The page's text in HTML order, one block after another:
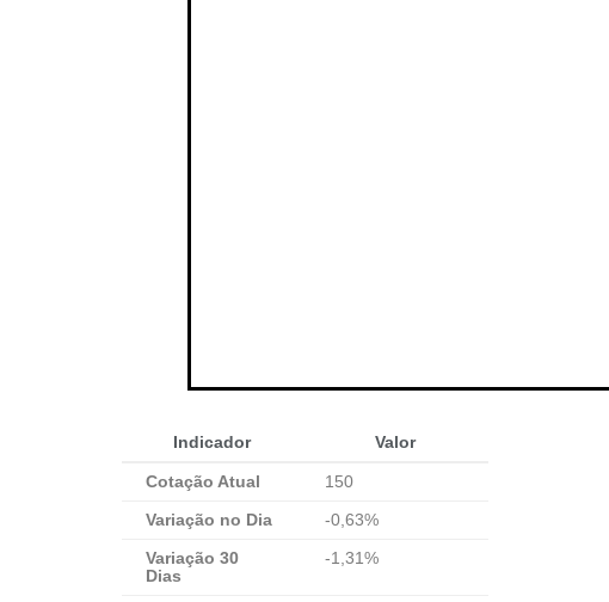
Indicador Valor
Cotação Atual 150
Variação no Dia -0,63%
Variação 30
Dias
-1,31%